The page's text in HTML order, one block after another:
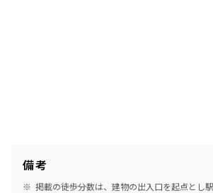
備考
掲載の徒歩分数は、建物の出入口を起点とし